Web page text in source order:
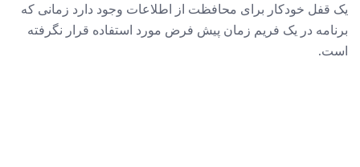
یک قفل خودکار برای محافظت از اطلاعات وجود دارد زمانی که
برنامه در یک فریم زمان پیش فرض مورد استفاده قرار نگرفته
است.